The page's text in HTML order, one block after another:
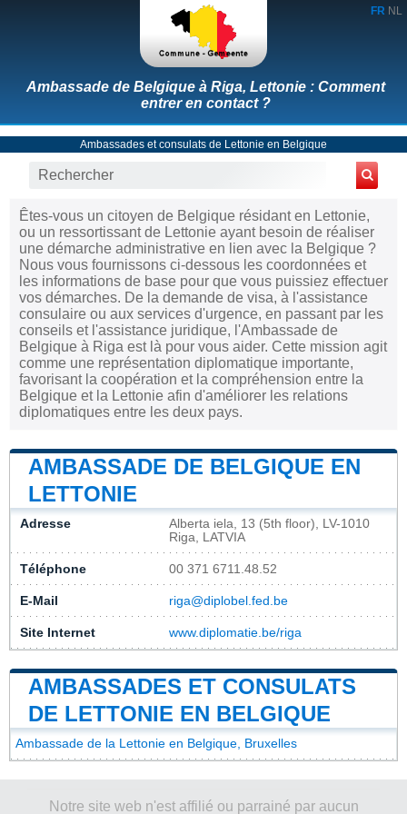
FR NL
Ambassade de Belgique à Riga, Lettonie : Comment
entrer en contact ?
Ambassades et consulats de Lettonie en Belgique
Êtes-vous un citoyen de Belgique résidant en Lettonie,
ou un ressortissant de Lettonie ayant besoin de réaliser
une démarche administrative en lien avec la Belgique ?
Nous vous fournissons ci-dessous les coordonnées et
les informations de base pour que vous puissiez effectuer
vos démarches. De la demande de visa, à l'assistance
consulaire ou aux services d'urgence, en passant par les
conseils et l'assistance juridique, l'Ambassade de
Belgique à Riga est là pour vous aider. Cette mission agit
comme une représentation diplomatique importante,
favorisant la coopération et la compréhension entre la
Belgique et la Lettonie afin d'améliorer les relations
diplomatiques entre les deux pays.
AMBASSADE DE BELGIQUE EN
LETTONIE
Adresse
Alberta iela, 13 (5th floor), LV-1010
Riga, LATVIA
Téléphone 00 371 6711.48.52
E-Mail riga@diplobel.fed.be
Site Internet www.diplomatie.be/riga
AMBASSADES ET CONSULATS
DE LETTONIE EN BELGIQUE
Ambassade de la Lettonie en Belgique, Bruxelles
Notre site web n'est affilié ou parrainé par aucun